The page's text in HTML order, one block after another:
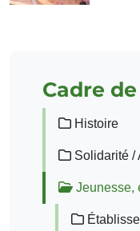
Cadre
Histoire
Solidarité /
Jeunesse,